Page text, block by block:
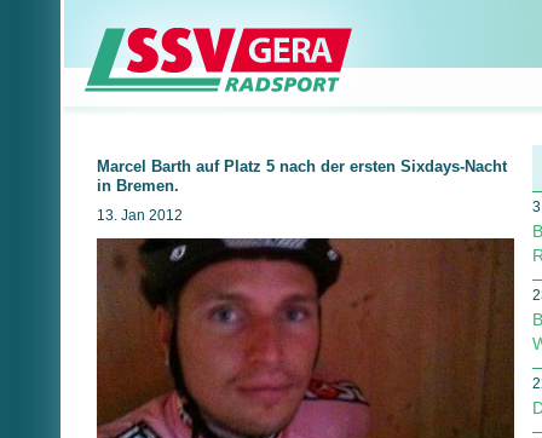
Marcel Barth auf Platz 5 nach der ersten Sixdays-Nacht
in Bremen.
13. Jan 2012